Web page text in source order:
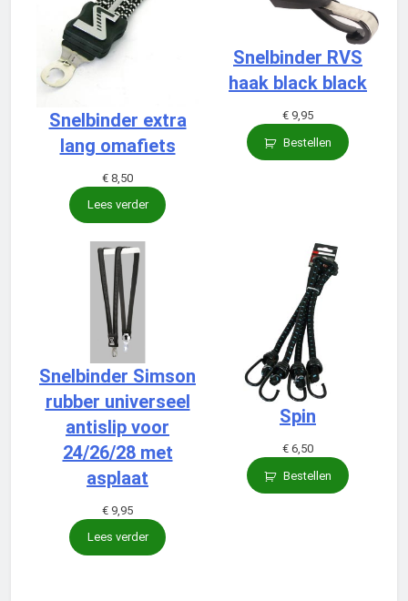
Snelbinder extra
lang omafiets
€ 8,50
Lees verder
Snelbinder RVS
haak black black
€ 9,95
Bestellen
Snelbinder Simson
rubber universeel
antislip voor
24/26/28 met
asplaat
€ 9,95
Lees verder
Spin
€ 6,50
Bestellen